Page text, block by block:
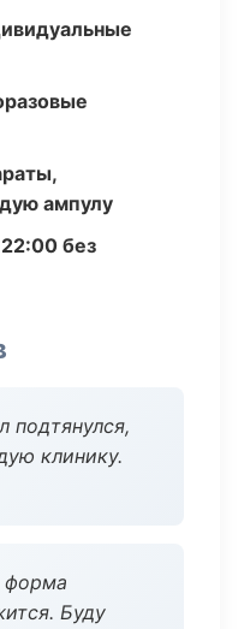
ампулу
без
подтянулся,
клинику.
форма
Буду